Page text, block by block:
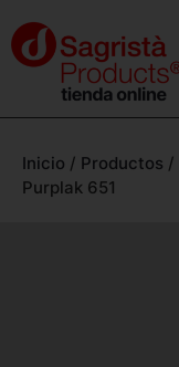
Inicio / Productos /
Purplak 651